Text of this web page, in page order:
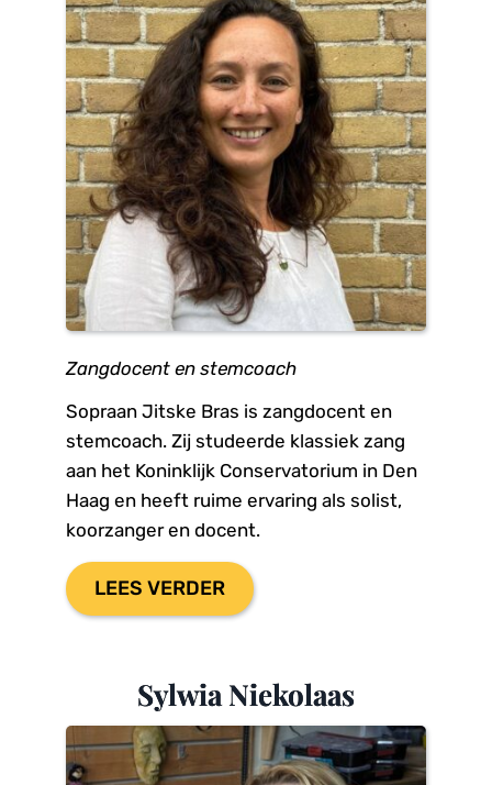
Zangdocent en stemcoach
Sopraan Jitske Bras is zangdocent en
stemcoach. Zij studeerde klassiek zang
aan het Koninklijk Conservatorium in Den
Haag en heeft ruime ervaring als solist,
koorzanger en docent.
LEES VERDER
Sylwia Niekolaas